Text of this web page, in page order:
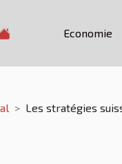
Economie
Les stratégies